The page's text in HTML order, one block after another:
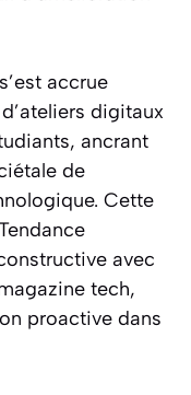
accrue
digitaux
ancrant
de
Cette
avec
tech,
proactive dans